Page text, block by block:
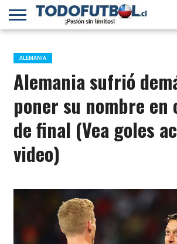
PRIMERA
B
SELECCIÓN
CHILENA
CHILENOS
EN EL
MUNDO
FÚTBOL
INTERNACIONAL
ALEMANIA
Alemania sufrió
poner su nombre en
de final (Vea goles
video)